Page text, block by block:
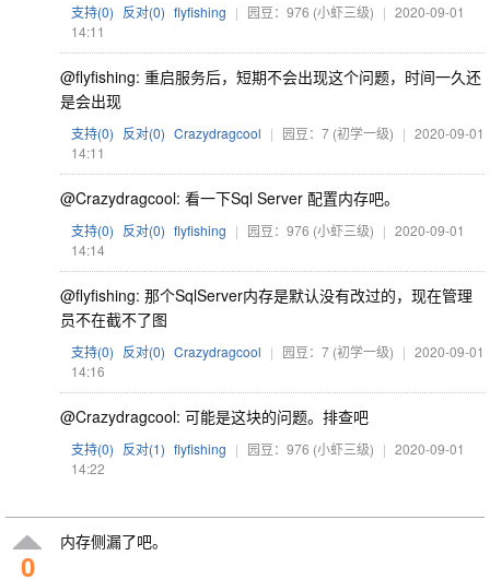
支持(0) 反对(0) flyfishing | 园豆：976 (小虾三级) | 2020-09-01
14:11
@flyfishing: 重启服务后，短期不会出现这个问题，时间一久还
是会出现
支持(0) 反对(0) Crazydragcool | 园豆：7 (初学一级) | 2020-09-01
14:11
@Crazydragcool: 看一下Sql Server 配置内存吧。
支持(0) 反对(0) flyfishing | 园豆：976 (小虾三级) | 2020-09-01
14:14
@flyfishing: 那个SqlServer内存是默认没有改过的，现在管理
员不在截不了图
支持(0) 反对(0) Crazydragcool | 园豆：7 (初学一级) | 2020-09-01
14:16
@Crazydragcool: 可能是这块的问题。排查吧
支持(0) 反对(1) flyfishing | 园豆：976 (小虾三级) | 2020-09-01
14:22
0
内存侧漏了吧。